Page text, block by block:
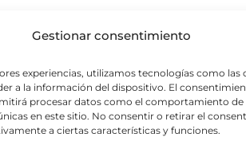
Gestionar consentimiento
experiencias, utilizamos tecnologías como las
a la información del dispositivo. El
procesar datos como el comportamiento de
en este sitio. No consentir o retirar el
a ciertas características y funciones.